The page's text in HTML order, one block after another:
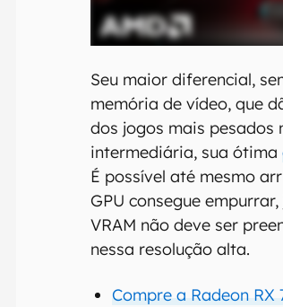
Seu maior diferencial,
memória de vídeo, que
dos jogos mais pesados
intermediária, sua ótima
É possível até mesmo
GPU consegue
VRAM não deve ser
nessa resolução alta.
Compre a Radeon RX